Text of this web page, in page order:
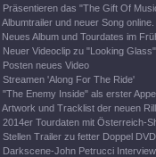
Präsentieren das "The Gift Of
Albumtrailer und neuer Song online.
Neues Album und Tourdates im
Neuer Videoclip zu "Looking
Posten neues Video
Streamen 'Along For The Ride'
"The Enemy Inside" als erster
Artwork und Tracklist der neuen
2014er Tourdaten mit Österreich-
Stellen Trailer zu fetter Doppel
Darkscene-John Petrucci